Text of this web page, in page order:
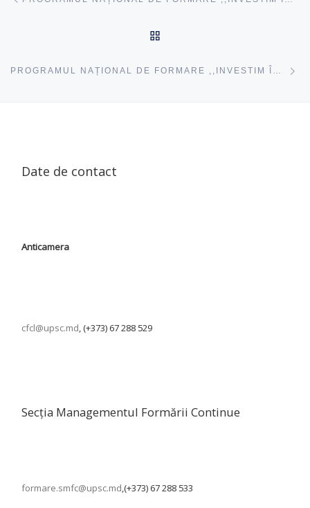
PROGRAMUL NAȚIONAL DE FORMARE ,,INVESTIM ÎN PROFESORI” A AJUNS LA CIMIȘLIA
Date de contact
Anticamera
cfcl@upsc.md, (+373) 67 288 529
Secția Managementul Formării Continue
formare.smfc@upsc.md,(+373) 67 288 533